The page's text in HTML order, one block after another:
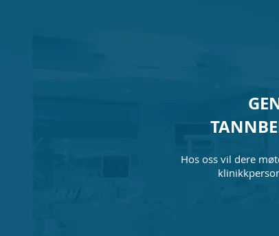
Hos oss vil dere